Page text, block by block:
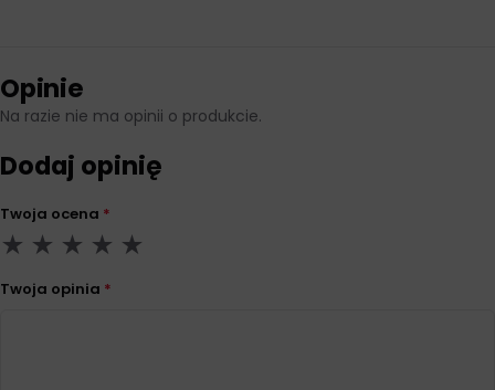
Opinie
Na razie nie ma opinii o produkcie.
Dodaj opinię
Twoja ocena *
Twoja opinia *